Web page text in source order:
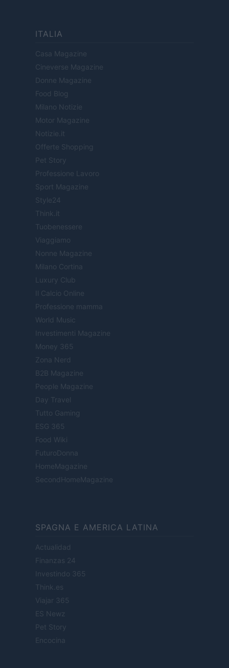
ITALIA
Casa Magazine
Cineverse Magazine
Donne Magazine
Food Blog
Milano Notizie
Motor Magazine
Notizie.it
Offerte Shopping
Pet Story
Professione Lavoro
Sport Magazine
Style24
Think.it
Tuobenessere
Viaggiamo
Nonne Magazine
Milano Cortina
Luxury Club
Il Calcio Online
Professione mamma
World Music
Investimenti Magazine
Money 365
Zona Nerd
B2B Magazine
People Magazine
Day Travel
Tutto Gaming
ESG 365
Food Wiki
FuturoDonna
HomeMagazine
SecondHomeMagazine
SPAGNA E AMERICA LATINA
Actualidad
Finanzas 24
Investindo 365
Think.es
Viajar 365
ES Newz
Pet Story
Encocina